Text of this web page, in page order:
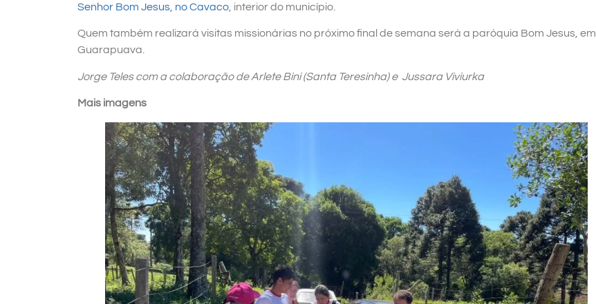
Senhor Bom Jesus, no Cavaco , interior do município.
Quem também realizará visitas missionárias no próximo final de semana será a paróquia Bom Jesus, em
Guarapuava.
Jorge Teles com a colaboração de Arlete Bini (Santa Teresinha) e Jussara Viviurka
Mais imagens